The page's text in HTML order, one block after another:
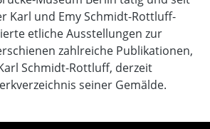
Karl und Emy Schmidt-Rottluff-
etliche Ausstellungen zur
zahlreiche Publikationen,
Schmidt-Rottluff, derzeit
seiner Gemälde.